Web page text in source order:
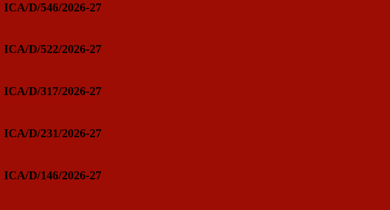
ICA/D/546/2026-27
ICA/D/522/2026-27
ICA/D/317/2026-27
ICA/D/231/2026-27
ICA/D/146/2026-27